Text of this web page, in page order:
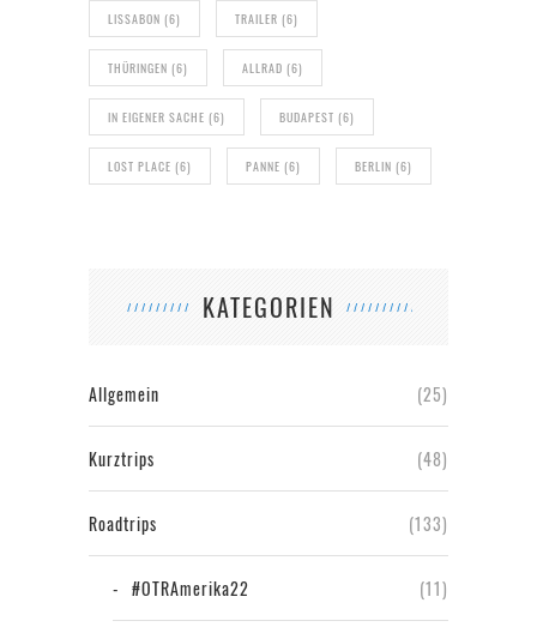
LISSABON (6) TRAILER (6)
THÜRINGEN (6) ALLRAD (6)
IN EIGENER SACHE (6) BUDAPEST (6)
LOST PLACE (6) PANNE (6) BERLIN (6)
KATEGORIEN
Allgemein (25)
Kurztrips (48)
Roadtrips (133)
#OTRAmerika22 (11)